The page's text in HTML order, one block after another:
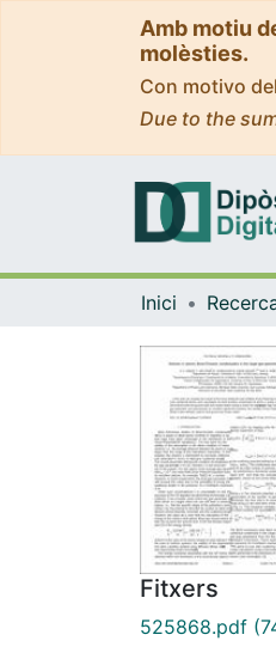
Amb motiu
molèsties.
Con motivo
Due to the
Inici
Fitxers
525868.pdf